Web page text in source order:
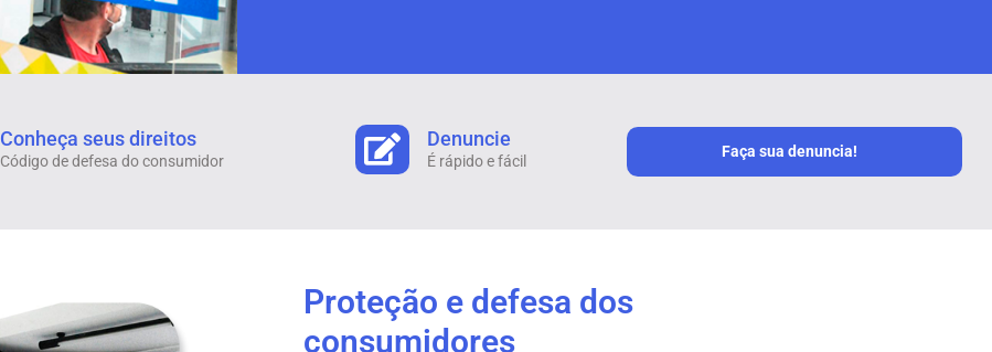
Conheça seus direitos
Código de defesa do consumidor
Denuncie
É rápido e fácil
Faça sua denuncia!
Proteção e defesa dos
consumidores